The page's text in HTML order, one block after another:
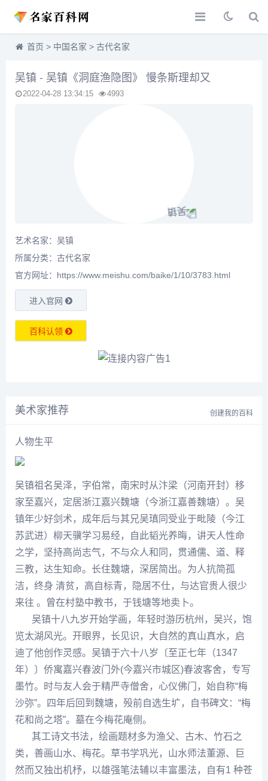
首页 > 中国名家 > 古代名家
吴镇 - 吴镇《洞庭渔隐图》 慢条斯理却又
2022-04-28 13:34:15 4993
艺术名家：吴镇
所属分类： 古代名家
官方网址：https://www.meishu.com/baike/1/10/3783.html
进入官网
百科认领
美术家推荐 创建我的百科
人物生平
吴镇祖名吴泽，字伯常，南宋时从汴梁（河南开封）移
家至嘉兴，定居浙江嘉兴魏塘（今浙江嘉善魏塘）。 吴
镇年少好剑术，成年后与其兄吴瑱同受业于毗陵（今江
苏武进）柳天骥学习易经，自此韬光养晦，讲天人性命
之学，坚持高尚志气，不与众人和同，贯通儒、道、释
三教，达生知命。长住魏塘，深居简出。为人抗简孤
洁，终身 清贫，高自标青，隐居不仕，与达官贵人很少
来往 。曾在村塾中教书，于钱塘等地卖卜。
吴镇十八九岁开始学画，年轻时游历杭州，吴兴，饱
览太湖风光。开眼界，长见识，大自然的真山真水，启
迪了他创作灵感。 吴镇于六十八岁〔至正七年（1347
年）〕侨寓嘉兴春波门外(今嘉兴市城区)春波客舍，专写
墨竹。时与友人会于精严寺僧舍，心仪佛门，始自称“梅
沙弥”。四年后回到魏塘，殁前自选生圹，自书碑文：“梅
花和尚之塔”。墓在今梅花庵侧。
其工诗文书法，绘画题材多为渔父、古木、竹石之
类，善画山水、梅花。草书学巩光，山水师法董源、
巨
然而又独出机杼，以雄强笔法辅以丰富墨法，自有1 种苍